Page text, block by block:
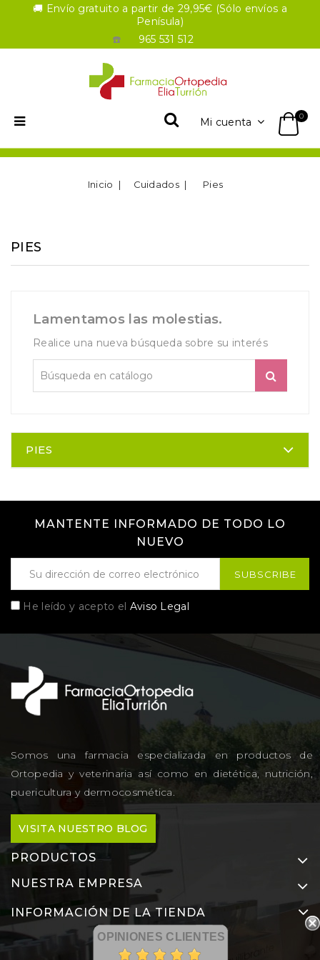
🚚 Envío gratuito a partir de 29,95€ (Sólo envíos a
Penísula)
☎️
965 531 512
Mi cuenta 0
Inicio Cuidados Pies
PIES
Lamentamos las molestias.
Realice una nueva búsqueda sobre su interés
PIES
MANTENTE INFORMADO DE TODO LO
NUEVO
He leído y acepto el Aviso Legal
Somos una farmacia especializada en productos de
Ortopedia y veterinaria así como en dietética, nutrición,
puericultura y dermocosmética.
VISITA NUESTRO BLOG
PRODUCTOS
NUESTRA EMPRESA
INFORMACIÓN DE LA TIENDA
OPINIONES CLIENTES